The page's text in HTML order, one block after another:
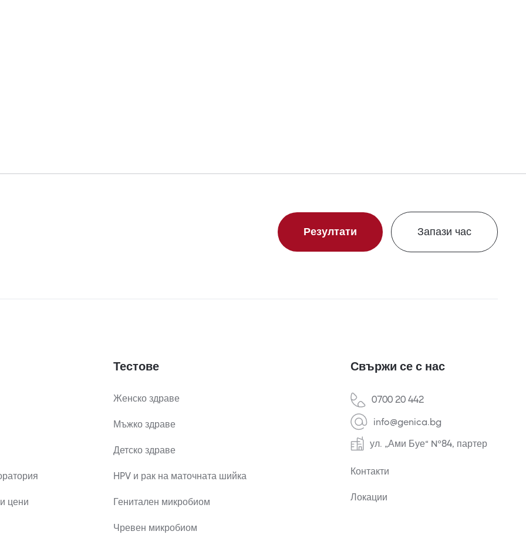
Резултати Запази час
цени
Тестове
Женско здраве
Мъжко здраве
Детско здраве
HPV и рак на маточната шийка
Генитален микробиом
Чревен микробиом
Свържи се с нас
0700 20 442
info@genica.bg
ул. „Ами Буе“ №84, партер
Контакти
Локации